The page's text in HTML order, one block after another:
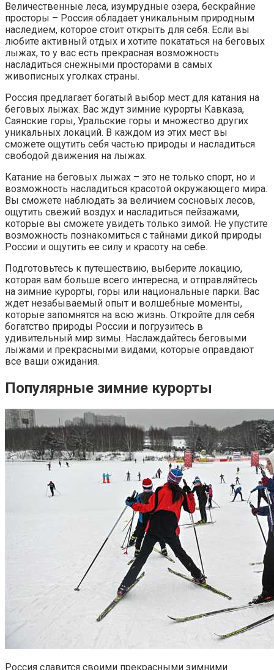
Величественные леса, изумрудные озера, бескрайние
просторы – Россия обладает уникальным природным
наследием, которое стоит открыть для себя. Если вы
любите активный отдых и хотите покататься на беговых
лыжах, то у вас есть прекрасная возможность
насладиться снежными просторами в самых
живописных уголках страны.
Россия предлагает богатый выбор мест для катания на
беговых лыжах. Вас ждут зимние курорты Кавказа,
Саянские горы, Уральские горы и множество других
уникальных локаций. В каждом из этих мест вы
сможете ощутить себя частью природы и насладиться
свободой движения на лыжах.
Катание на беговых лыжах – это не только спорт, но и
возможность насладиться красотой окружающего мира.
Вы сможете наблюдать за величием сосновых лесов,
ощутить свежий воздух и насладиться пейзажами,
которые вы сможете увидеть только зимой. Не упустите
возможность познакомиться с тайнами дикой природы
России и ощутить ее силу и красоту на себе.
Подготовьтесь к путешествию, выберите локацию,
которая вам больше всего интересна, и отправляйтесь
на зимние курорты, горы или национальные парки. Вас
ждет незабываемый опыт и волшебные моменты,
которые запомнятся на всю жизнь. Откройте для себя
богатство природы России и погрузитесь в
удивительный мир зимы. Наслаждайтесь беговыми
лыжами и прекрасными видами, которые оправдают
все ваши ожидания.
Популярные зимние курорты
Россия славится своими прекрасными зимними